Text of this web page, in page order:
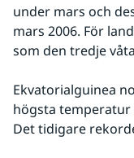
under mars och
mars 2006. För
som den tredje
Ekvatorialguinea
högsta temperatur
Det tidigare